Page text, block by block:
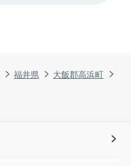
福井県
大飯郡高浜町